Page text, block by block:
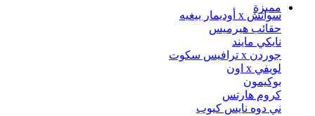
مميزة
سواتش x أوديمار بيغيه
حقائب هيرميس
نايكي مايند
جوردن x ترافيس سكوت
لويفي x اون
بوكيمون
كروم هارتس
ني دوه نايس كيوب